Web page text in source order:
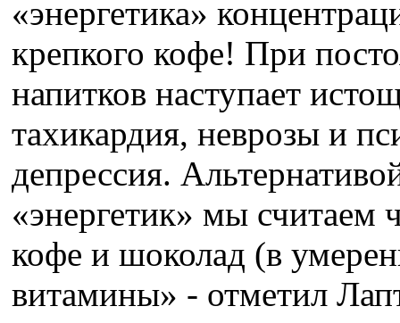
«энергетика»
крепкого кофе! При
напитков наступает
тахикардия, неврозы и
депрессия.
«энергетик» мы
кофе и шоколад (в
витамины» - отметил